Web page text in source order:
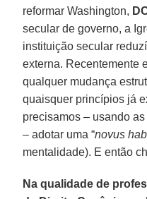
reformar Washington,
secular de governo, a
instituição secular
externa. Recentemente
qualquer mudança
quaisquer princípios já
precisamos – usando
– adotar uma “novus
mentalidade). E então
Na qualidade de